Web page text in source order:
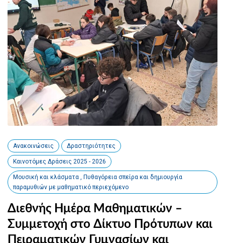
Ανακοινώσεις Δραστηριότητες
Καινοτόμες Δράσεις 2025 - 2026
Μουσική και κλάσματα , Πυθαγόρεια σπείρα και δημιουργία
παραμυθιών με μαθηματικό περιεχόμενο
Διεθνής Ημέρα Μαθηματικών –
Συμμετοχή στο Δίκτυο Πρότυπων και
Πειραματικών Γυμνασίων και